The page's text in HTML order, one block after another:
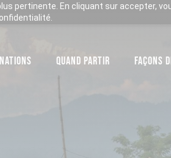
pertinente. En cliquant sur accepter,
QUAND PARTIR FAÇONS